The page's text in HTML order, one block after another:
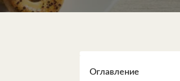
Оглавление